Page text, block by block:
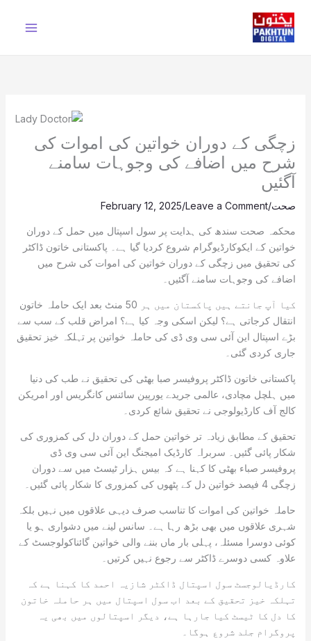
content
زچگی کے دوران خواتین کی اموات کی
شرح میں اضافے کی وجوہات سامنے
آگئیں
صحت/
Leave a Comment
/
February 12, 2025
محکمہ صحت سندھ کی ہدایت پر سول اسپتال میں حمل کے دوران
خواتین کے ایکوکارڈیوگرام شروع کردیا گیا ہے۔ پاکستانی خاتون ڈاکٹر
کی تحقیق میں زچگی کے دوران خواتین کی اموات کی شرح میں
اضافے کی وجوہات سامنے آگئیں۔
کیا آپ جانتے ہیں پاکستان میں ہر 50 منٹ بعد ایک حاملہ خاتون
انتقال کرجاتی ہے؟ لیکن اسکی وجہ کیا ہے؟ امراض قلب کے سب سے
بڑے اسپتال این آئی سی وی ڈی کی حاملہ خواتین پر تہلکہ خیز تحقیق
جاری کردی گئی۔
پاکستانی خاتون ڈاکٹر پروفیسر صبا بھٹی کی تحقیق نے طب کی دنیا
میں ہلچل مچادی، عالمی جریدے یورپین سائنس کانگریس اور امریکن
کالج آف کارڈیولوجی نے تحقیق شائع کردی۔
تحقیق کے مطابق زیادہ تر خواتین حمل کے دوران دل کی کمزوری کی
شکار پائی گئیں۔ سربراہ کارڈیک امیجنگ این آئی سی وی ڈی
پروفیسر صباء بھٹی کا کہنا ہے کہ بیس ہزار ٹیسٹ میں سے دوران
زچگی 4 فیصد خواتین دل کے پٹھوں کی کمزوری کا شکار پائی گئیں۔
حاملہ خواتین کی اموات کا تناسب صرف دیہی علاقوں میں نہیں بلکہ
شہری علاقوں میں بھی بڑھ رہا ہے۔ سانس لینے میں دشواری ہو یا
کوئی دوسرا مسئلہ، پہلی بار ماں بننے والی خواتین گائناکولوجسٹ کے
علاوہ کسی دوسرے ڈاکٹر سے رجوع نہیں کرتیں۔
کارڈیالوجسٹ سول اسپتال ڈاکٹر شازیہ احمد کا کہنا ہے کہ
تہلکہ خیز تحقیق کے بعد اب سول اسپتال میں ہر حاملہ خاتون
کا دل کا ٹیسٹ کیا جارہا ہے، دیگر اسپتالوں میں بھی یہ
پروگرام جلد شروع ہوگا۔